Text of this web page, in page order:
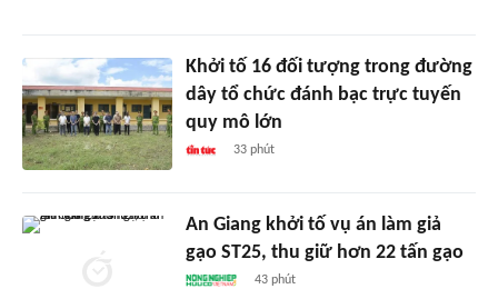
Khởi tố 16 đối tượng trong đường
dây tổ chức đánh bạc trực tuyến
quy mô lớn
33 phút
An Giang khởi tố vụ án làm giả
gạo ST25, thu giữ hơn 22 tấn gạo
43 phút